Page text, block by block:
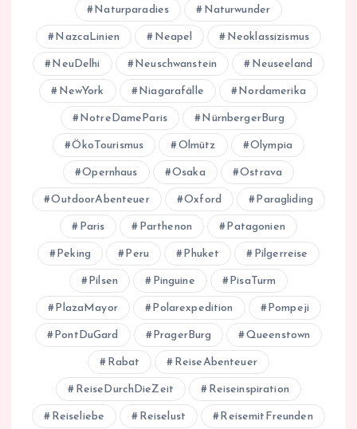
Naturparadies Naturwunder
NazcaLinien Neapel Neoklassizismus
NeuDelhi Neuschwanstein Neuseeland
NewYork Niagarafälle Nordamerika
NotreDameParis NürnbergerBurg
ÖkoTourismus Olmütz Olympia
Opernhaus Osaka Ostrava
OutdoorAbenteuer Oxford Paragliding
Paris Parthenon Patagonien
Peking Peru Phuket Pilgerreise
Pilsen Pinguine PisaTurm
PlazaMayor Polarexpedition Pompeji
PontDuGard PragerBurg Queenstown
Rabat ReiseAbenteuer
ReiseDurchDieZeit Reiseinspiration
Reiseliebe Reiselust ReisemitFreunden